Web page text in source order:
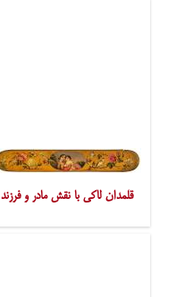
قلمدان لاکی با نقش مادر و فرزند